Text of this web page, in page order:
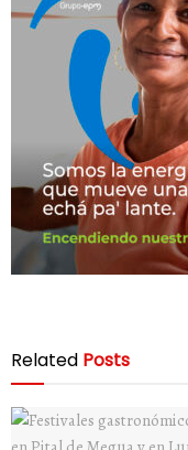
Related Posts